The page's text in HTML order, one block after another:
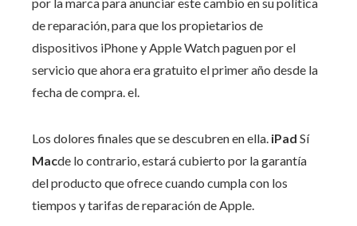
de reparación, para que los propietarios de
dispositivos iPhone y Apple Watch paguen por el
servicio que ahora era gratuito el primer año desde la
fecha de compra. el.
Los dolores finales que se descubren en ella. iPad Sí
Macde lo contrario, estará cubierto por la garantía
del producto que ofrece cuando cumpla con los
tiempos y tarifas de reparación de Apple.